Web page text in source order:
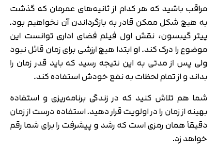
مراقب باشید که هر کدام از ثانیه‌های عمرمان که گذشت
به هیچ شکل ممکن قادر به بازگرداندن آن نخواهیم بود.
پیتر گیبسون، نقش اول فیلم فضای اداری توانست این
موضوع را درک کند. او ابتدا هیچ ارزشی برای زمان قائل نبود
ولی پس از مدتی به این نتیجه رسید که باید قدر زمان را
بداند و از تمام لحظات به نفع خودش استفاده کند.
شما هم تلاش کنید که در زندگی برنامه‌ریزی و استفاده
بهینه از زمان را در اولویت قرار دهید. استفاده درست از زمان
دقیقاً همان رمزی است که رشد و پیشرفت را برای شما رقم
خواهد زد.